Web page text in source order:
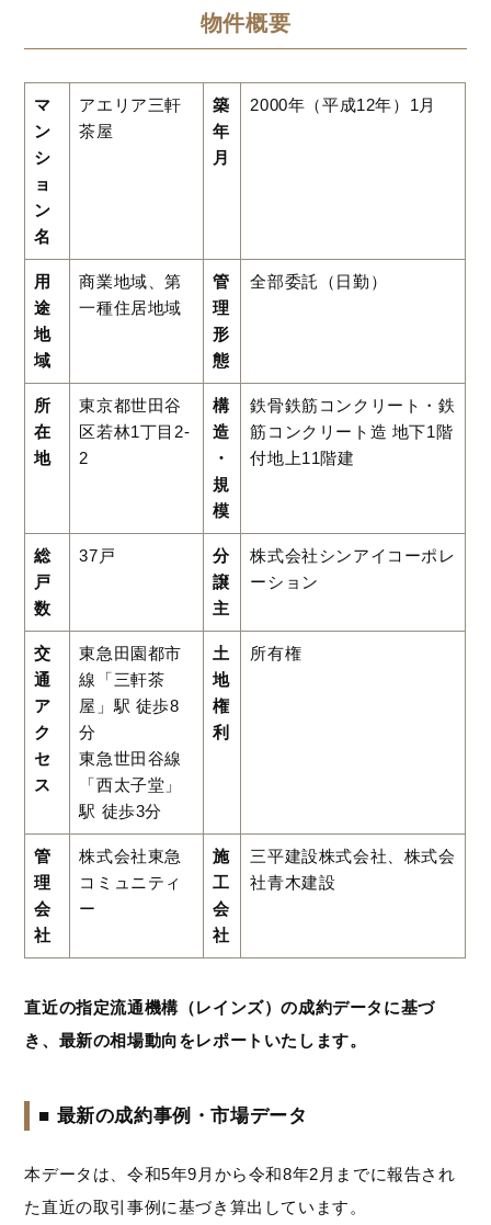
物件概要
マ
ン
シ
ョ
ン
名
アエリア三軒
茶屋
築
年
月
2000年（平成12年）1月
用
途
地
域
商業地域、第
一種住居地域
管
理
形
態
全部委託（日勤）
所
在
地
東京都世田谷
区若林1丁目2-
2
構
造
・
規
模
鉄骨鉄筋コンクリート・鉄
筋コンクリート造 地下1階
付地上11階建
総
戸
数
37戸
分
譲
主
株式会社シンアイコーポレ
ーション
交
通
ア
ク
セ
ス
東急田園都市
線「三軒茶
屋」駅 徒歩8
分
東急世田谷線
「西太子堂」
駅 徒歩3分
土
地
権
利
所有権
管
理
会
社
株式会社東急
コミュニティ
ー
施
工
会
社
三平建設株式会社、株式会
社青木建設
直近の指定流通機構（レインズ）の成約データに基づ
き、最新の相場動向をレポートいたします。
■ 最新の成約事例・市場データ
本データは、令和5年9月から令和8年2月までに報告され
た直近の取引事例に基づき算出しています。